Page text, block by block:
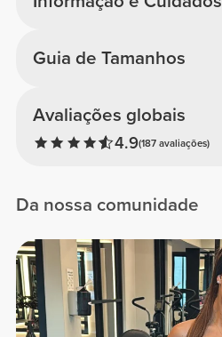
Avaliações globais
4.9(187 avaliações)
Guia de Tamanhos
Da nossa comunidade